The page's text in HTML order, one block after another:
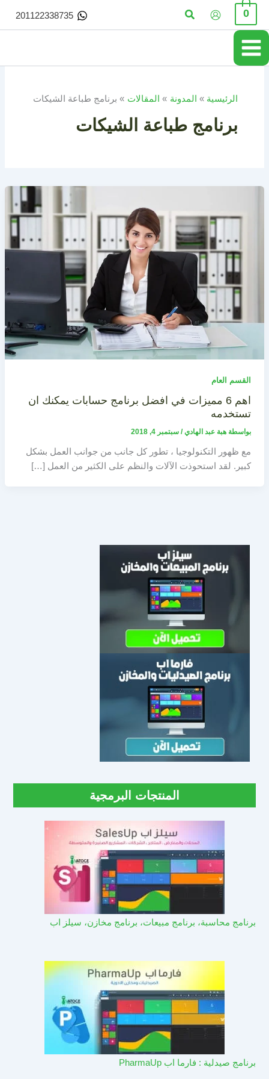
تخطي
المحتوى
0 البحث 201122338735
الرئيسية المدونة المقالات برنامج طباعة الشيكات
برنامج طباعة الشيكات
القسم العام
اهم 6 مميزات في افضل برنامج حسابات يمكنك ان
تستخدمه
بواسطة هبة عبد الهادي/ سبتمبر 4, 2018
مع ظهور التكنولوجيا ، تطور كل جانب من جوانب العمل بشكل
كبير. لقد استحوذت الآلات والنظم على الكثير من العمل […]
المنتجات البرمجية
برنامج محاسبة، برنامج مبيعات، برنامج مخازن، سيلز اب
برنامج صيدلية : فارما اب PharmaUp​